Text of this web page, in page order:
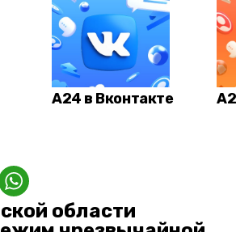
А24 в Вконтакте
области